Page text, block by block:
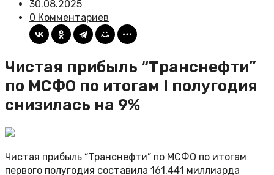
30.08.2025
0 Комментариев
Чистая прибыль “Транснефти”
по МСФО по итогам I полугодия
снизилась на 9%
Чистая прибыль “Транснефти” по МСФО по итогам
первого полугодия составила 161,441 миллиарда